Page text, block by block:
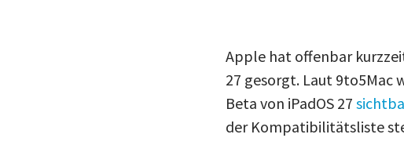
Apple hat offenbar
27 gesorgt. Laut 9to5Mac
Beta von iPadOS 27
der Kompatibilitätsliste